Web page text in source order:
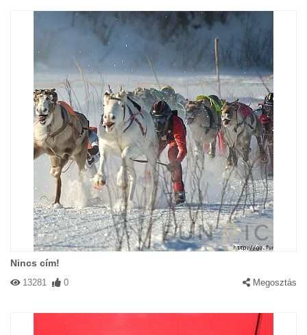
Nincs cím!
13281 0 Megosztás